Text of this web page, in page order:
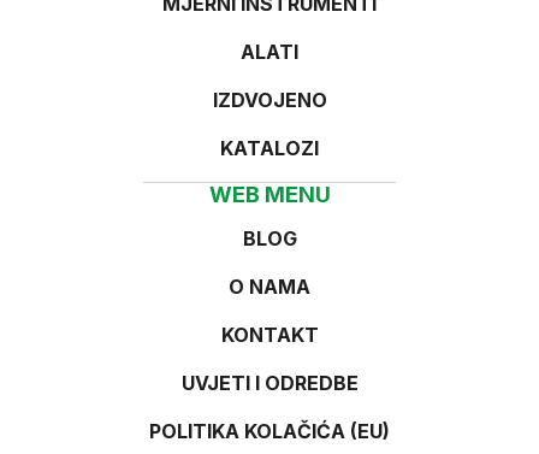
ALATI
IZDVOJENO
KATALOZI
WEB MENU
BLOG
O NAMA
KONTAKT
UVJETI I ODREDBE
POLITIKA KOLAČIĆA (EU)